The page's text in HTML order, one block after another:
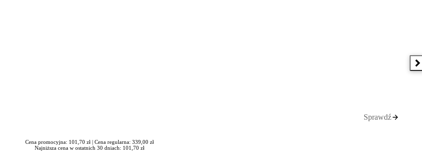
nowym oknie
Sprawdź
Cena promocyjna: 101,70 zł | Cena regularna: 339,00 zł
Najniższa cena w ostatnich 30 dniach: 101,70 zł